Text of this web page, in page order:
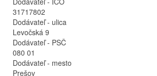
31717802
Dodávateľ - ulica
Levočská 9
Dodávateľ - PSČ
080 01
Dodávateľ - mesto
Prešov